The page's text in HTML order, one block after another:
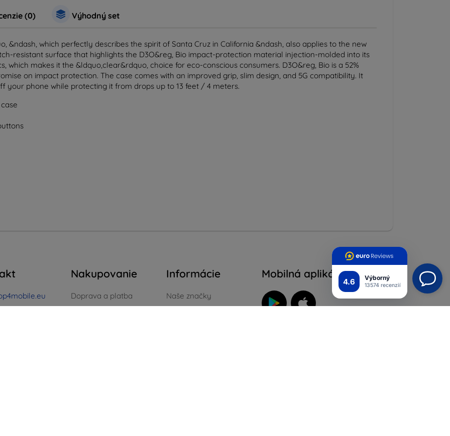
4.6 Výborný
13574 recenzií
(0) Výhodný set
&ndash, which perfectly describes the spirit of Santa Cruz in California &ndash, also applies to the new
resistant surface that highlights the D3O&reg, Bio impact-protection material injection-molded into its
which makes it the &ldquo,clear&rdquo, choice for eco-conscious consumers. D3O&reg, Bio is a 52%
on impact protection. The case comes with an improved grip, slim design, and 5G compatibility. It
your phone while protecting it from drops up to 13 feet / 4 meters.
Nakupovanie
Doprava a platba
Informácie
Naše značky
Mobilná aplikácia